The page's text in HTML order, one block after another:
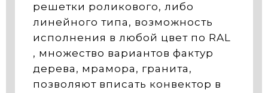
решетки роликового, либо
линейного типа, возможность
исполнения в любой цвет по RAL
, множество вариантов фактур
дерева, мрамора, гранита,
позволяют вписать конвектор в